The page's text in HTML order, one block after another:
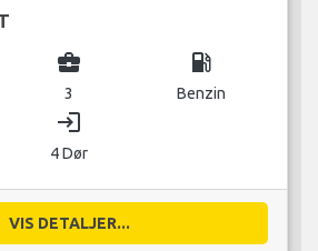
business_center
3
local_gas_station
Benzin
login
4 Dør
VIS DETALJER...